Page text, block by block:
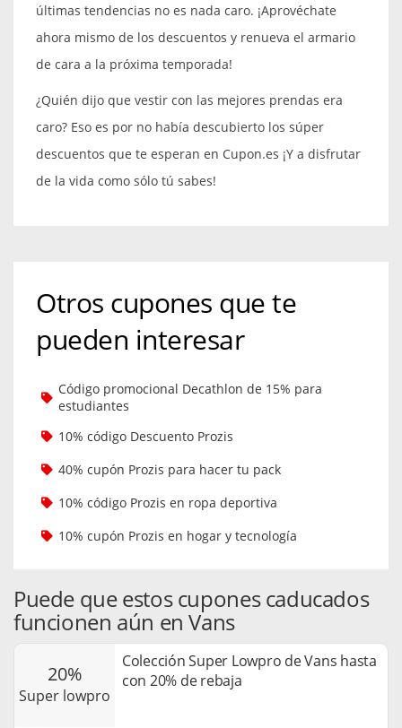
últimas tendencias no es nada caro. ¡Aprovéchate
ahora mismo de los descuentos y renueva el armario
de cara a la próxima temporada!
¿Quién dijo que vestir con las mejores prendas era
caro? Eso es por no había descubierto los súper
descuentos que te esperan en Cupon.es ¡Y a disfrutar
de la vida como sólo tú sabes!
Otros cupones que te
pueden interesar
Código promocional Decathlon de 15% para
estudiantes
10% código Descuento Prozis
40% cupón Prozis para hacer tu pack
10% código Prozis en ropa deportiva
10% cupón Prozis en hogar y tecnología
Puede que estos cupones caducados
funcionen aún en Vans
20%
super lowpro
Colección Super Lowpro de Vans hasta
con 20% de rebaja